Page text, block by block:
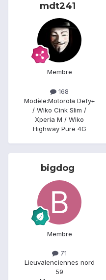
mdt241
Membre
168
Modèle:Motorola Defy+
/ Wiko Cink Slim /
Xperia M / Wiko
Highway Pure 4G
bigdog
Membre
71
Lieuvalenciennes nord
59